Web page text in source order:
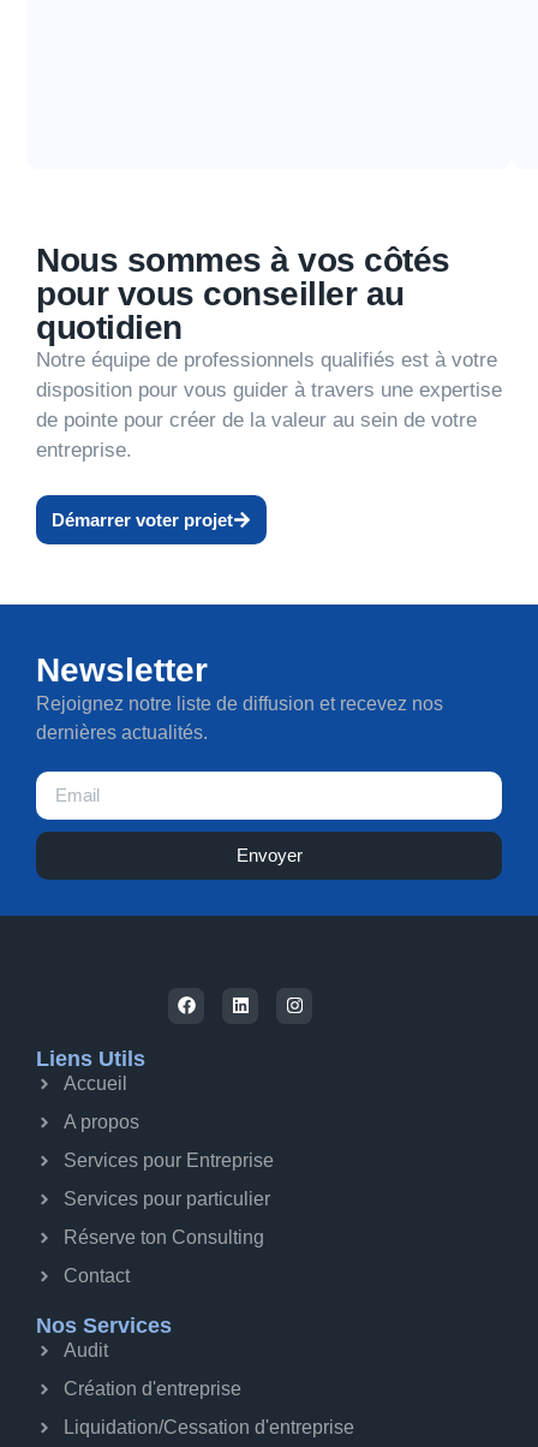
Nous sommes à vos côtés
pour vous conseiller au
quotidien
Notre équipe de professionnels qualifiés est à votre
disposition pour vous guider à travers une expertise
de pointe pour créer de la valeur au sein de votre
entreprise.
Démarrer voter projet
Newsletter
Rejoignez notre liste de diffusion et recevez nos
dernières actualités.
Envoyer
Liens Utils
Accueil
A propos
Services pour Entreprise
Services pour particulier
Réserve ton Consulting
Contact
Nos Services
Audit
Création d'entreprise
Liquidation/Cessation d'entreprise